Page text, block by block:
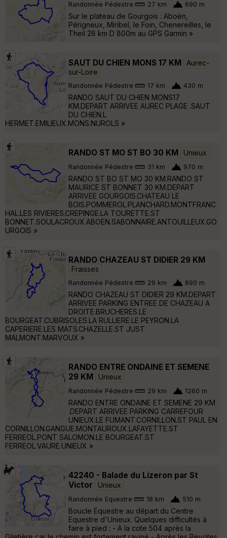
Randonnée Pédestre 27 km 690 m
Sur le plateau de Gourgois : Aboën,
Périgneux, Miribel, le Foin, Chenereilles, le
Theil 28 km D 800m au GPS Garmin »
SAUT DU CHIEN MONS 17 KM
Aurec-
sur-Loire
Randonnée Pédestre 17 km 430 m
RANDO SAUT DU CHIEN MONS17
KM.DEPART ARRIVEE AUREC PLAGE .SAUT
DU CHIEN.L
HERMET.EMILIEUX.MONS.NUROLS »
RANDO ST MO ST BO 30 KM Unieux
Randonnée Pédestre 31 km 970 m
RANDO ST BO ST MO 30 KM.RANDO ST
MAURICE ST BONNET 30 KM.DEPART
ARRIVEE GOURGOIS.CHATEAU LE
BOIS.POMMEROL.PLANCHARD.MONTFRANC
HAL.LES RIVIERES.CREPINGE.LA TOURETTE.ST
BONNET.SOULACROUX.ABOEN.SABONNAIRE.ANTOUILLEUX.GO
URGOIS »
RANDO CHAZEAU ST DIDIER 29 KM
Fraisses
Randonnée Pédestre 29 km 890 m
RANDO CHAZEAU ST DIDIER 29 KM.DEPART
ARRIVEE PARKING ENTREE DE CHAZEAU A
DROITE.BRUCHERES.LE
BOURGEAT.CUBRISOLES.LA RULLIERE.LE PEYRON.LA
CAPERIERE.LES MATS.CHAZELLE.ST JUST
MALMONT.MARVOUX »
RANDO ENTRE ONDAINE ET SEMENE
29 KM
Unieux
Randonnée Pédestre 29 km 1260 m
RANDO ENTRE ONDAINE ET SEMENE 29 KM
.DEPART ARRIVEE PARKING CARREFOUR
UNIEUX.LE FUMANT.CORNILLON.ST PAUL EN
CORNILLON.GANGUE.MONTAUROUX.LAFAYETTE.ST
FERREOL.PONT SALOMON.LE BOURGEAT.ST
FERREOL.VAURE.UNIEUX »
42240 - Balade du Lizeron par St
Victor
Unieux
Randonnée Equestre 18 km 510 m
Boucle Equestre au départ du Centre
Equestre d'Unieux. Quelques difficultés à
faire à pied : - A la cote 504 après la